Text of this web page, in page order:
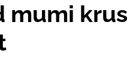
mumi krus